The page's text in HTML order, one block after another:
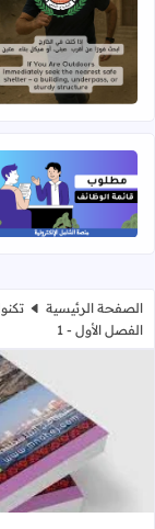
اقرأ
اقرأ
الصفحة الرئيسية
الفصل الأول - 1